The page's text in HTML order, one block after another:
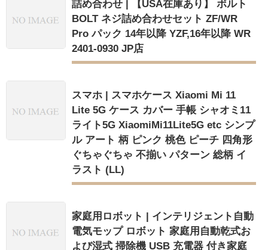
詰め合わせ | 【USA在庫あり】 ボルト
BOLT ネジ詰め合わせセット ZF/WR
Pro パック 14年以降 YZF,16年以降 WR
2401-0930 JP店
スマホ | スマホケース Xiaomi Mi 11
Lite 5G ケース カバー 手帳 シャオミ11
ライト5G XiaomiMi11Lite5G etc シンプ
ル アート 柄 ピンク 桃色 ピーチ 四角形
ぐちゃぐちゃ 不揃い パターン 総柄 イ
ラスト (LL)
家庭用ロボット | インテリジェント自動
電気モップ ロボット 家庭用自動乾式お
よび湿式 掃除機 USB 充電器 付き家庭